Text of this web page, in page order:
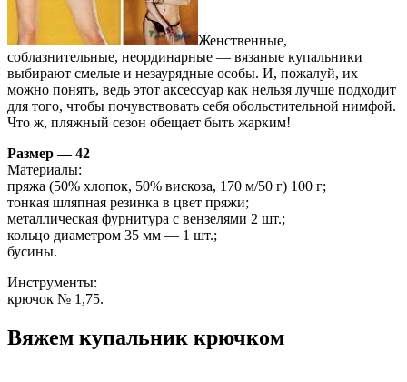
Женственные,
соблазнительные, неординарные — вязаные купальники
выбирают смелые и незаурядные особы. И, пожалуй, их
можно понять, ведь этот аксессуар как нельзя лучше подходит
для того, чтобы почувствовать себя обольстительной нимфой.
Что ж, пляжный сезон обещает быть жарким!
Размер — 42
Материалы:
пряжа (50% хлопок, 50% вискоза, 170 м/50 г) 100 г;
тонкая шляпная резинка в цвет пряжи;
металлическая фурнитура с вензелями 2 шт.;
кольцо диаметром 35 мм — 1 шт.;
бусины.
Инструменты:
крючок № 1,75.
Вяжем купальник крючком